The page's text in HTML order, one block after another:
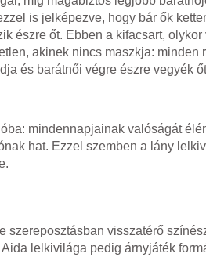
is jelképezve, hogy bár ők
észre őt. Ebben a kifacsart, olykor
akinek nincs maszkja: minden
és barátnői végre észre vegyék
mindennapjainak valóságát
hat. Ezzel szemben a lány
szereposztásban visszatérő
lelkivilága pedig árnyjáték